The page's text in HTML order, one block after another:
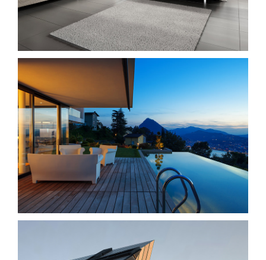
توربو
Singapore Skyrise